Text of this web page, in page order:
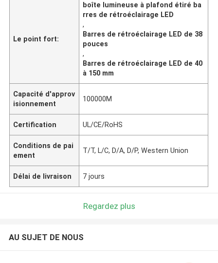
Le point fort:
boîte lumineuse à plafond étiré ba
rres de rétroéclairage LED
,
Barres de rétroéclairage LED de 38
pouces
,
Barres de rétroéclairage LED de 40
à 150 mm
Capacité d'approv
isionnement
100000M
Certification UL/CE/RoHS
Conditions de pai
ement
T/T, L/C, D/A, D/P, Western Union
Délai de livraison 7 jours
Regardez plus
AU SUJET DE NOUS